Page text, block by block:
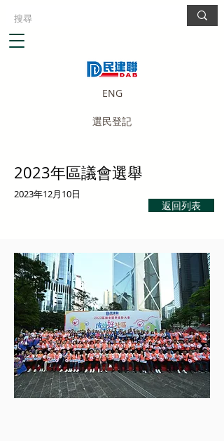
ENG
選民登記
2023年區議會選舉
2023年12月10日
返回列表